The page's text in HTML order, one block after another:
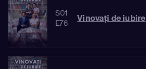
S01
E76
Vinovaţi de iubire